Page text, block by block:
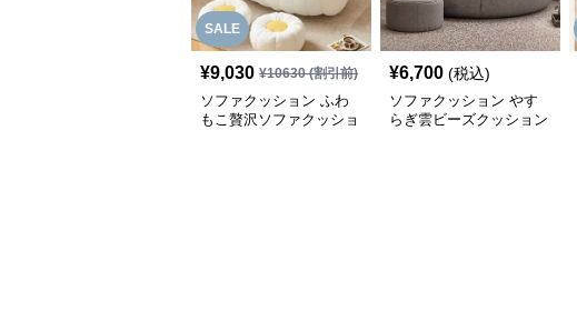
SALE
¥9,030 ¥10630(割引前)
ソファクッション ふわ
もこ贅沢ソファクッショ
¥6,700 (税込)
ソファクッション やす
らぎ雲ビーズクッション